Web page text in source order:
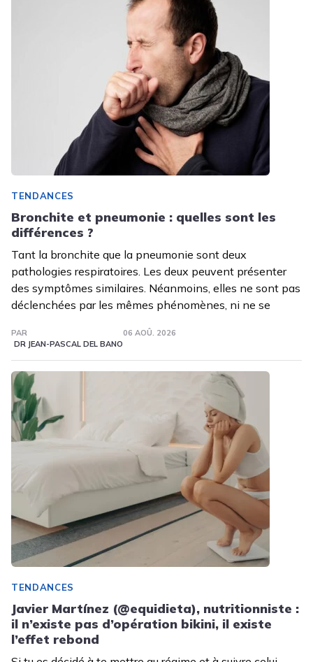
TENDANCES
Bronchite et pneumonie : quelles sont les
différences ?
Tant la bronchite que la pneumonie sont deux
pathologies respiratoires. Les deux peuvent présenter
des symptômes similaires. Néanmoins, elles ne sont pas
déclenchées par les mêmes phénomènes, ni ne se
PAR
DR JEAN-PASCAL DEL BANO
06 AOÛ. 2026
TENDANCES
Javier Martínez (@equidieta), nutritionniste :
il n’existe pas d’opération bikini, il existe
l’effet rebond